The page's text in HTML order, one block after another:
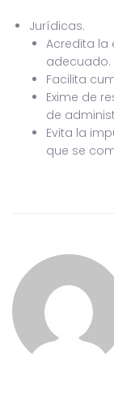
Jurídicas.
Acredita la
adecuado.
Facilita
Exime de
de
Evita la
que se